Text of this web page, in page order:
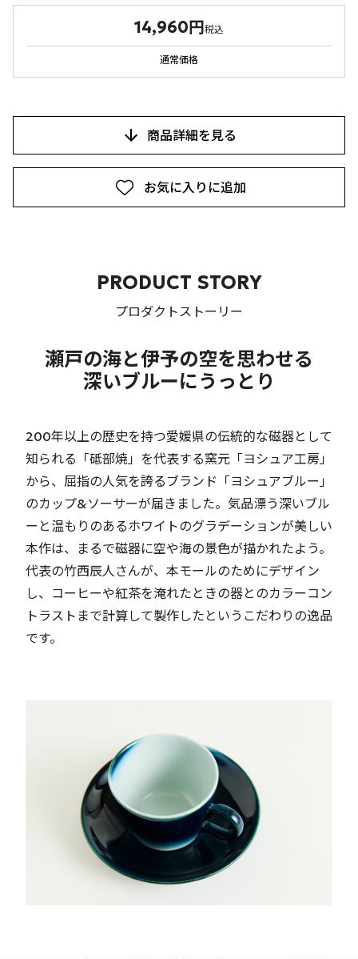
14,960円税込
通常価格
お気に入りに追加
商品詳細を見る
PRODUCT STORY
プロダクトストーリー
瀬戸の海と伊予の空を思わせる
深いブルーにうっとり
200年以上の歴史を持つ愛媛県の伝統的な磁器として
知られる「砥部焼」を代表する窯元「ヨシュア工房」
から、屈指の人気を誇るブランド「ヨシュアブルー」
のカップ&ソーサーが届きました。気品漂う深いブル
ーと温もりのあるホワイトのグラデーションが美しい
本作は、まるで磁器に空や海の景色が描かれたよう。
代表の竹西辰人さんが、本モールのためにデザイン
し、コーヒーや紅茶を淹れたときの器とのカラーコン
トラストまで計算して製作したというこだわりの逸品
です。